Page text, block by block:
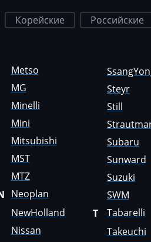
Корейские
Российские
Metso
MG
Minelli
Mini
Mitsubishi
MST
MTZ
Neoplan
NewHolland
Nissan
Steyr
Still
Subaru
Sunward
Suzuki
SWM
T
Tabarelli
Takeuchi